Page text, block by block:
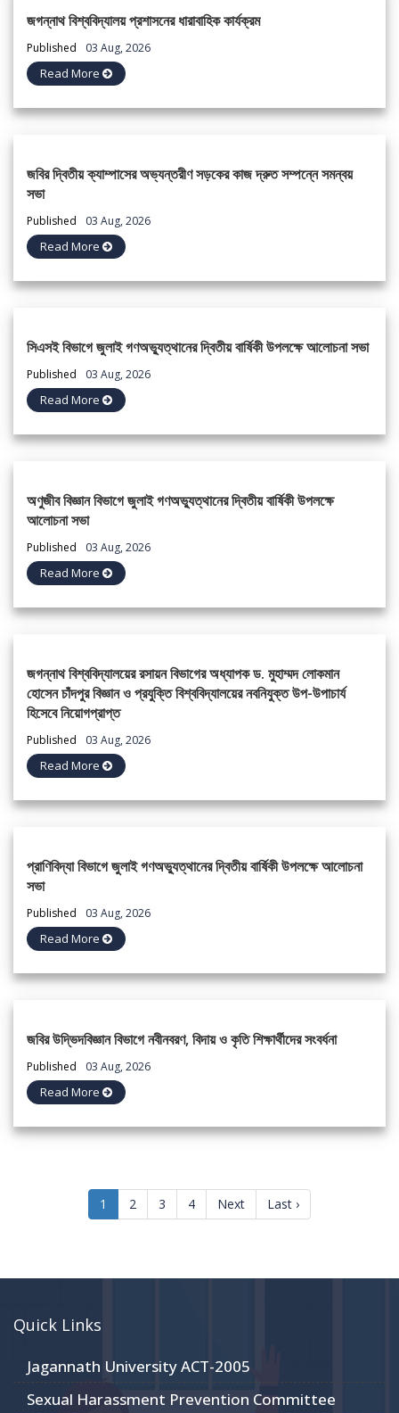
জগন্নাথ বিশ্ববিদ্যালয় প্রশাসনের ধারাবাহিক কার্যক্রম
Published 03 Aug, 2026
Read More
জবির দ্বিতীয় ক্যাম্পাসের অভ্যন্তরীণ সড়কের কাজ দ্রুত সম্পন্নে সমন্বয়
সভা
Published 03 Aug, 2026
Read More
সিএসই বিভাগে জুলাই গণঅভ্যুত্থানের দ্বিতীয় বার্ষিকী উপলক্ষে আলোচনা সভা
Published 03 Aug, 2026
Read More
অণুজীব বিজ্ঞান বিভাগে জুলাই গণঅভ্যুত্থানের দ্বিতীয় বার্ষিকী উপলক্ষে
আলোচনা সভা
Published 03 Aug, 2026
Read More
জগন্নাথ বিশ্ববিদ্যালয়ের রসায়ন বিভাগের অধ্যাপক ড. মুহাম্মদ লোকমান
হোসেন চাঁদপুর বিজ্ঞান ও প্রযুক্তি বিশ্ববিদ্যালয়ের নবনিযুক্ত উপ-উপাচার্য
হিসেবে নিয়োগপ্রাপ্ত
Published 03 Aug, 2026
Read More
প্রাণিবিদ্যা বিভাগে জুলাই গণঅভ্যুত্থানের দ্বিতীয় বার্ষিকী উপলক্ষে আলোচনা
সভা
Published 03 Aug, 2026
Read More
জবির উদ্ভিদবিজ্ঞান বিভাগে নবীনবরণ, বিদায় ও কৃতি শিক্ষার্থীদের সংবর্ধনা
Published 03 Aug, 2026
Read More
1 (current)
2 3 4 Next Last ›
Quick Links
Jagannath University ACT-2005
Sexual Harassment Prevention Committee